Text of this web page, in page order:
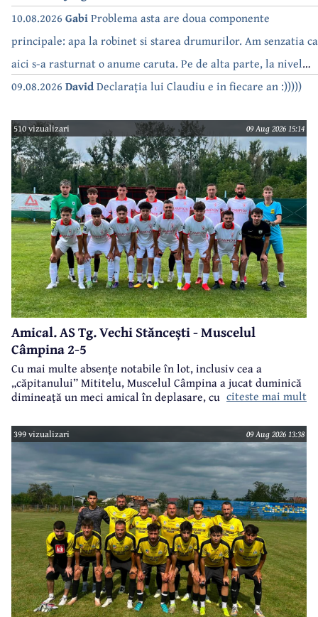
10.08.2026 GabiProblema asta are doua componente
principale: apa la robinet si starea drumurilor. Am senzatia ca
aici s-a rasturnat o anume caruta. Pe de alta parte, la nivel
national, serialul asta deja a difuzat episoadele 'fara apa' si
09.08.2026 DavidDeclarația lui Claudiu e in fiecare an :)))))
510 vizualizari 09 Aug 2026 15:14
Amical. AS Tg. Vechi Stăncești - Muscelul
Câmpina 2-5
Cu mai multe absențe notabile în lot, inclusiv cea a
„căpitanului” Mititelu, Muscelul Câmpina a jucat duminică
dimineață un meci amical în deplasare, cu formația AS Tg.
citeste mai mult
399 vizualizari 09 Aug 2026 13:38